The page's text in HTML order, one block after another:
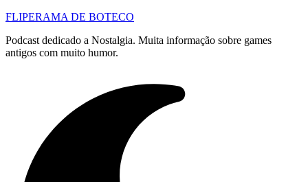
FLIPERAMA DE BOTECO
Podcast dedicado a Nostalgia. Muita informação sobre games
antigos com muito humor.